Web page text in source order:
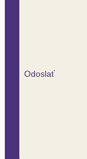
Odoslať